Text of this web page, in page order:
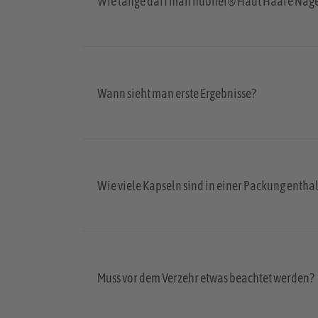
Wann sieht man erste Ergebnisse?
Wie viele Kapseln sind in einer Packung
Muss vor dem Verzehr etwas beachtet werden?